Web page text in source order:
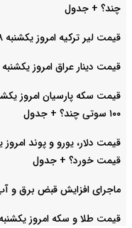
چند؟ + جدول
قیمت لیر ترکیه امروز یکشنبه ۱۸ مرداد ۱۴۰۵ اعلام شد + جدول
قیمت دینار عراق امروز یکشنبه ۱۸ مرداد ۱۴۰۵ اعلام شد + جدول
۱۰۰ سوتی چند؟ + جدول
قیمت خورد؟ + جدول
ماجرای افزایش قبض برق و